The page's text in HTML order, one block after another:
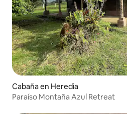
Cabaña en Heredia
Paraíso Montaña Azul Retreat